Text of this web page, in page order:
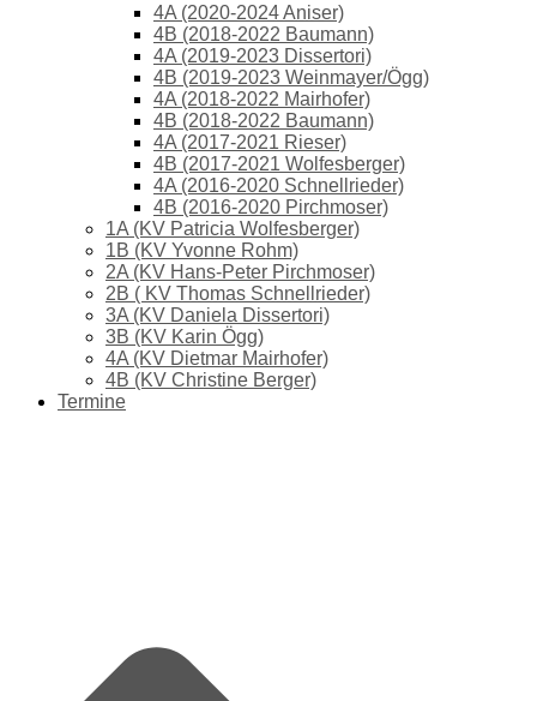
4A (2020-2024 Aniser)
4B (2018-2022 Baumann)
4A (2019-2023 Dissertori)
4B (2019-2023 Weinmayer/Ögg)
4A (2018-2022 Mairhofer)
4B (2018-2022 Baumann)
4A (2017-2021 Rieser)
4B (2017-2021 Wolfesberger)
4A (2016-2020 Schnellrieder)
4B (2016-2020 Pirchmoser)
1A (KV Patricia Wolfesberger)
1B (KV Yvonne Rohm)
2A (KV Hans-Peter Pirchmoser)
2B ( KV Thomas Schnellrieder)
3A (KV Daniela Dissertori)
3B (KV Karin Ögg)
4A (KV Dietmar Mairhofer)
4B (KV Christine Berger)
Termine